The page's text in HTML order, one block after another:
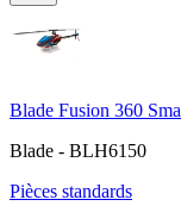
Blade Fusion 360
Blade - BLH6150
Pièces standards